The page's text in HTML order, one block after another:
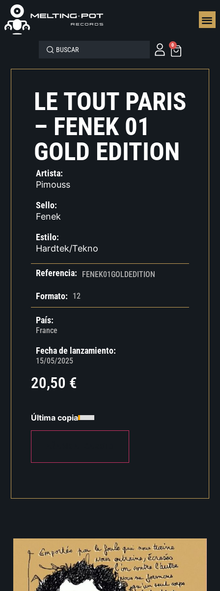
0
LE TOUT PARIS
– FENEK 01
GOLD EDITION
Artista:
Pimouss
Sello:
Fenek
Estilo:
Hardtek/Tekno
Referencia: FENEK01GOLDEDITION
Formato: 12
País:
France
Fecha de lanzamiento:
15/05/2025
20,50 €
Última copia